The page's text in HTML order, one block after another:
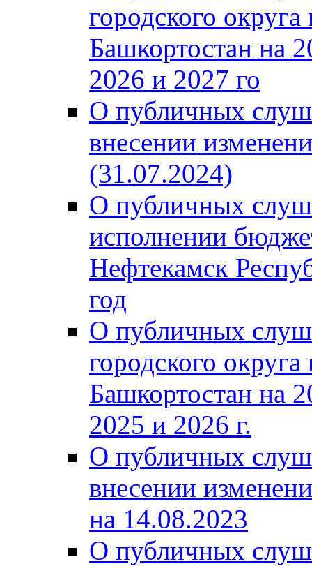
городского
Башкортостан на
2026 и 2027 го
О публичных
внесении
(31.07.2024)
О публичных
исполнении
Нефтекамск
год
О публичных
городского
Башкортостан на
2025 и 2026 г.
О публичных
внесении
на 14.08.2023
О публичных